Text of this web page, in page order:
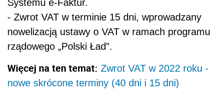
Systemu e-Faktur.
- Zwrot VAT w terminie 15 dni, wprowadzany
nowelizacją ustawy o VAT w ramach programu
rządowego „Polski Ład”.
Więcej na ten temat: Zwrot VAT w 2022 roku -
nowe skrócone terminy (40 dni i 15 dni)